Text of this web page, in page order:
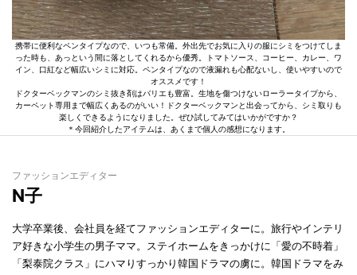
携帯に便利なペンタイプなので、いつも常備。外出先でお気に入りの服にシミをつけてしま
った時も、あっという間に落としてくれるから優秀。トマトソース、コーヒー、カレー、ワ
イン、口紅など幅広いシミに対応。ペンタイプなので液漏れも心配ないし、使いやすいので
オススメです！
ドクターベックマンのシミ抜き剤はバリエも豊富。生地を傷つけないローラータイプから、
カーペット専用まで幅広くあるのがいい！ドクターベックマンと出会ってから、シミ取りも
楽しくできるようになりました。ぜひ試してみてはいかがですか？
＊今回紹介したアイテムは、あくまで個人の感想になります。
ファッションエディター
N子
大学卒業後、会社員を経てファッションエディターに。旅行やインテリ
ア好きな小学生の男子ママ。ステイホームをきっかけに「愛の不時着」
「梨泰院クラス」にハマりすっかり韓国ドラマの虜に。韓国ドラマをみ